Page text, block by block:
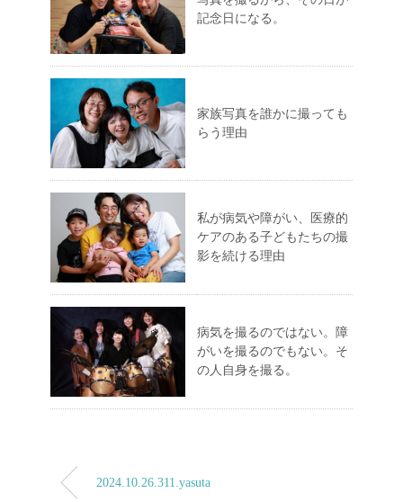
記念日になる。
家族写真を誰かに撮っても
らう理由
私が病気や障がい、医療的
ケアのある子どもたちの撮
影を続ける理由
病気を撮るのではない。障
がいを撮るのでもない。そ
の人自身を撮る。
2024.10.26.311.yasuta